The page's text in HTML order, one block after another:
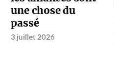
une chose du
passé
3 juillet 2026